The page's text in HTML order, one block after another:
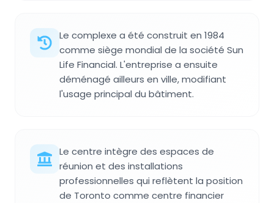
Le complexe a été construit en 1984
comme siège mondial de la société Sun
Life Financial. L'entreprise a ensuite
déménagé ailleurs en ville, modifiant
l'usage principal du bâtiment.
Le centre intègre des espaces de
réunion et des installations
professionnelles qui reflètent la position
de Toronto comme centre financier